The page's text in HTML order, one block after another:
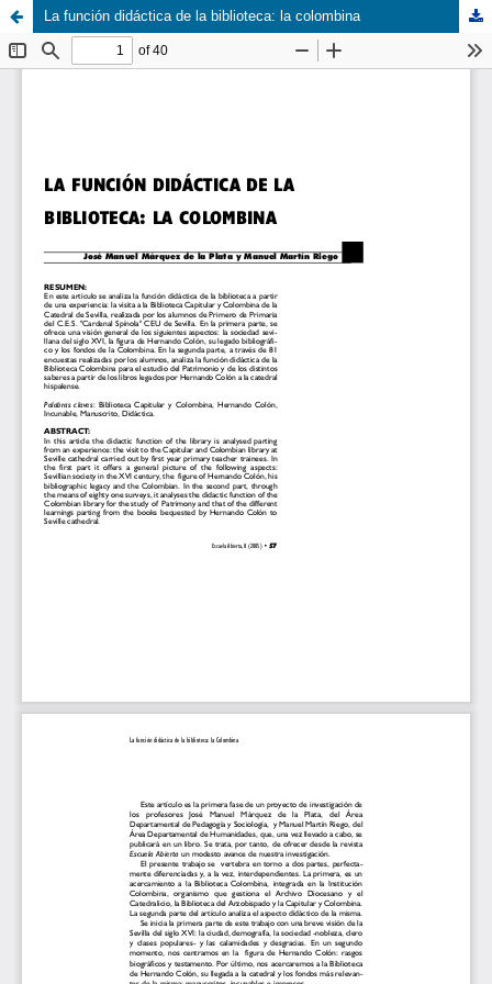
La función didáctica de la biblioteca: la colombina